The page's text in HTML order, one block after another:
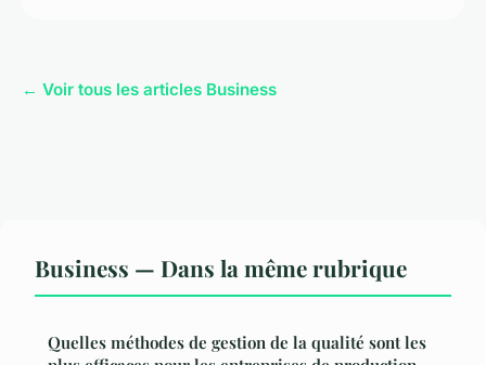
← Voir tous les articles Business
Business — Dans la même rubrique
Quelles méthodes de gestion de la qualité sont les